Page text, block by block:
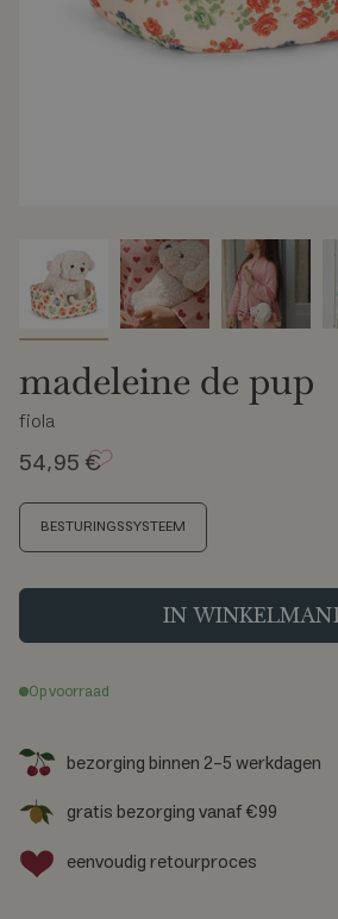
madeleine de pup
fiola
54,95 €
M
a
BESTURINGSSYSTEEM
IN
Op voorraad
bezorging binnen 2-5 werkdagen
gratis bezorging vanaf €99
eenvoudig retourproces